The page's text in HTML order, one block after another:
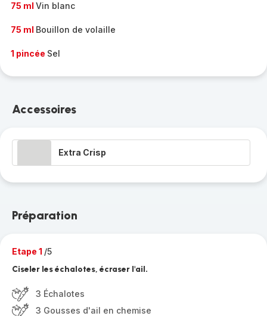
75 ml Vin blanc
75 ml Bouillon de volaille
1 pincée Sel
Accessoires
Extra Crisp
Préparation
Etape 1 /5
Ciseler les échalotes, écraser l'ail.
3 Échalotes
3 Gousses d'ail en chemise